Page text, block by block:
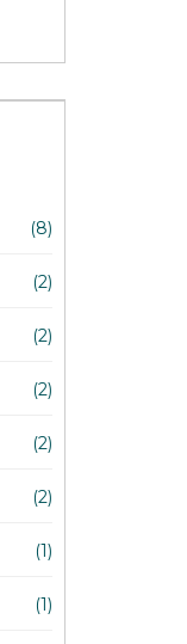
(8)
(2)
(2)
(2)
(2)
(2)
(1)
(1)